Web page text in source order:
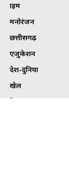
क्राइम
मनोरंजन
छत्तीसगढ़
एजुकेशन
देश-दुनिया
खेल
हेल्थ